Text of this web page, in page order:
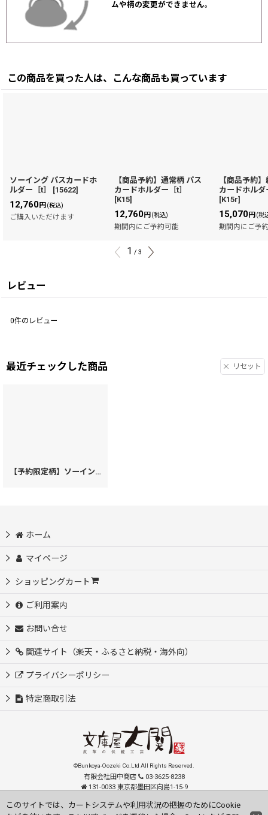
ムや柄の変更ができません。
この商品を買った人は、こんな商品も買っています
ソーイング パスカードホ
ルダー［t］
[15622]
12,760円 (税込)
ご購入いただけます
【商品予約】通常柄 パス
カードホルダー［t］
[K15]
12,760円 (税込)
期間内にご予約可能
【商品予約
カードホルダ
[K15r]
15,070円 (税
期間内にご予
1 / 3
レビュー
0件のレビュー
最近チェックした商品 リセット
【予約限定柄】ソーイング＜限定色＞ パスカードホルダー［t］
ホーム
マイページ
ショッピングカート
ご利用案内
お問い合せ
関連サイト（楽天・ふるさと納税・海外向）
プライバシーポリシー
特定商取引法
©Bunkoya-Oozeki Co.Ltd All Rights Reserved.
有限会社田中商店
03-3625-8238
131-0033 東京都墨田区向島1-15-9
このサイトでは、カートシステムや利用状況の把握のためにCookie